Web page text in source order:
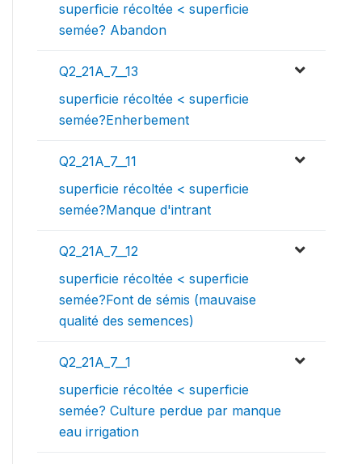
superficie récoltée < superficie
semée? Abandon
Q2_21A_7__13
superficie récoltée < superficie
semée?Enherbement
Q2_21A_7__11
superficie récoltée < superficie
semée?Manque d'intrant
Q2_21A_7__12
superficie récoltée < superficie
semée?Font de sémis (mauvaise
qualité des semences)
Q2_21A_7__1
superficie récoltée < superficie
semée? Culture perdue par manque
eau irrigation